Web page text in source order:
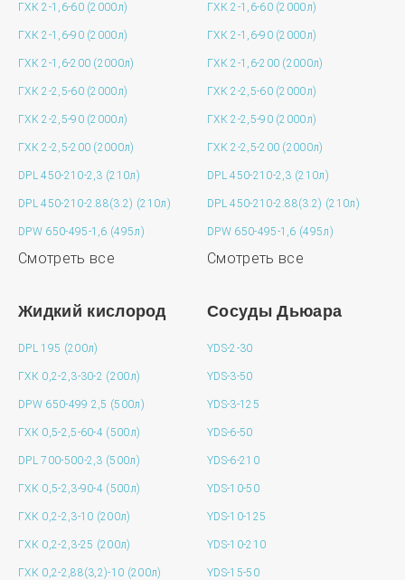
ГХК 2-1,6-60 (2000л)
ГХК 2-1,6-90 (2000л)
ГХК 2-1,6-200 (2000л)
ГХК 2-2,5-60 (2000л)
ГХК 2-2,5-90 (2000л)
ГХК 2-2,5-200 (2000л)
DPL 450-210-2,3 (210л)
DPL 450-210-2.88(3.2) (210л)
DPW 650-495-1,6 (495л)
Смотреть все
ГХК 2-1,6-60 (2000л)
ГХК 2-1,6-90 (2000л)
ГХК 2-1,6-200 (2000л)
ГХК 2-2,5-60 (2000л)
ГХК 2-2,5-90 (2000л)
ГХК 2-2,5-200 (2000л)
DPL 450-210-2,3 (210л)
DPL 450-210-2.88(3.2) (210л)
DPW 650-495-1,6 (495л)
Смотреть все
Жидкий кислород
DPL 195 (200л)
ГХК 0,2-2,3-30-2 (200л)
DPW 650-499 2,5 (500л)
ГХК 0,5-2,5-60-4 (500л)
DPL 700-500-2,3 (500л)
ГХК 0,5-2,3-90-4 (500л)
ГХК 0,2-2,3-10 (200л)
ГХК 0,2-2,3-25 (200л)
ГХК 0,2-2,88(3,2)-10 (200л)
Сосуды Дьюара
YDS-2-30
YDS-3-50
YDS-3-125
YDS-6-50
YDS-6-210
YDS-10-50
YDS-10-125
YDS-10-210
YDS-15-50